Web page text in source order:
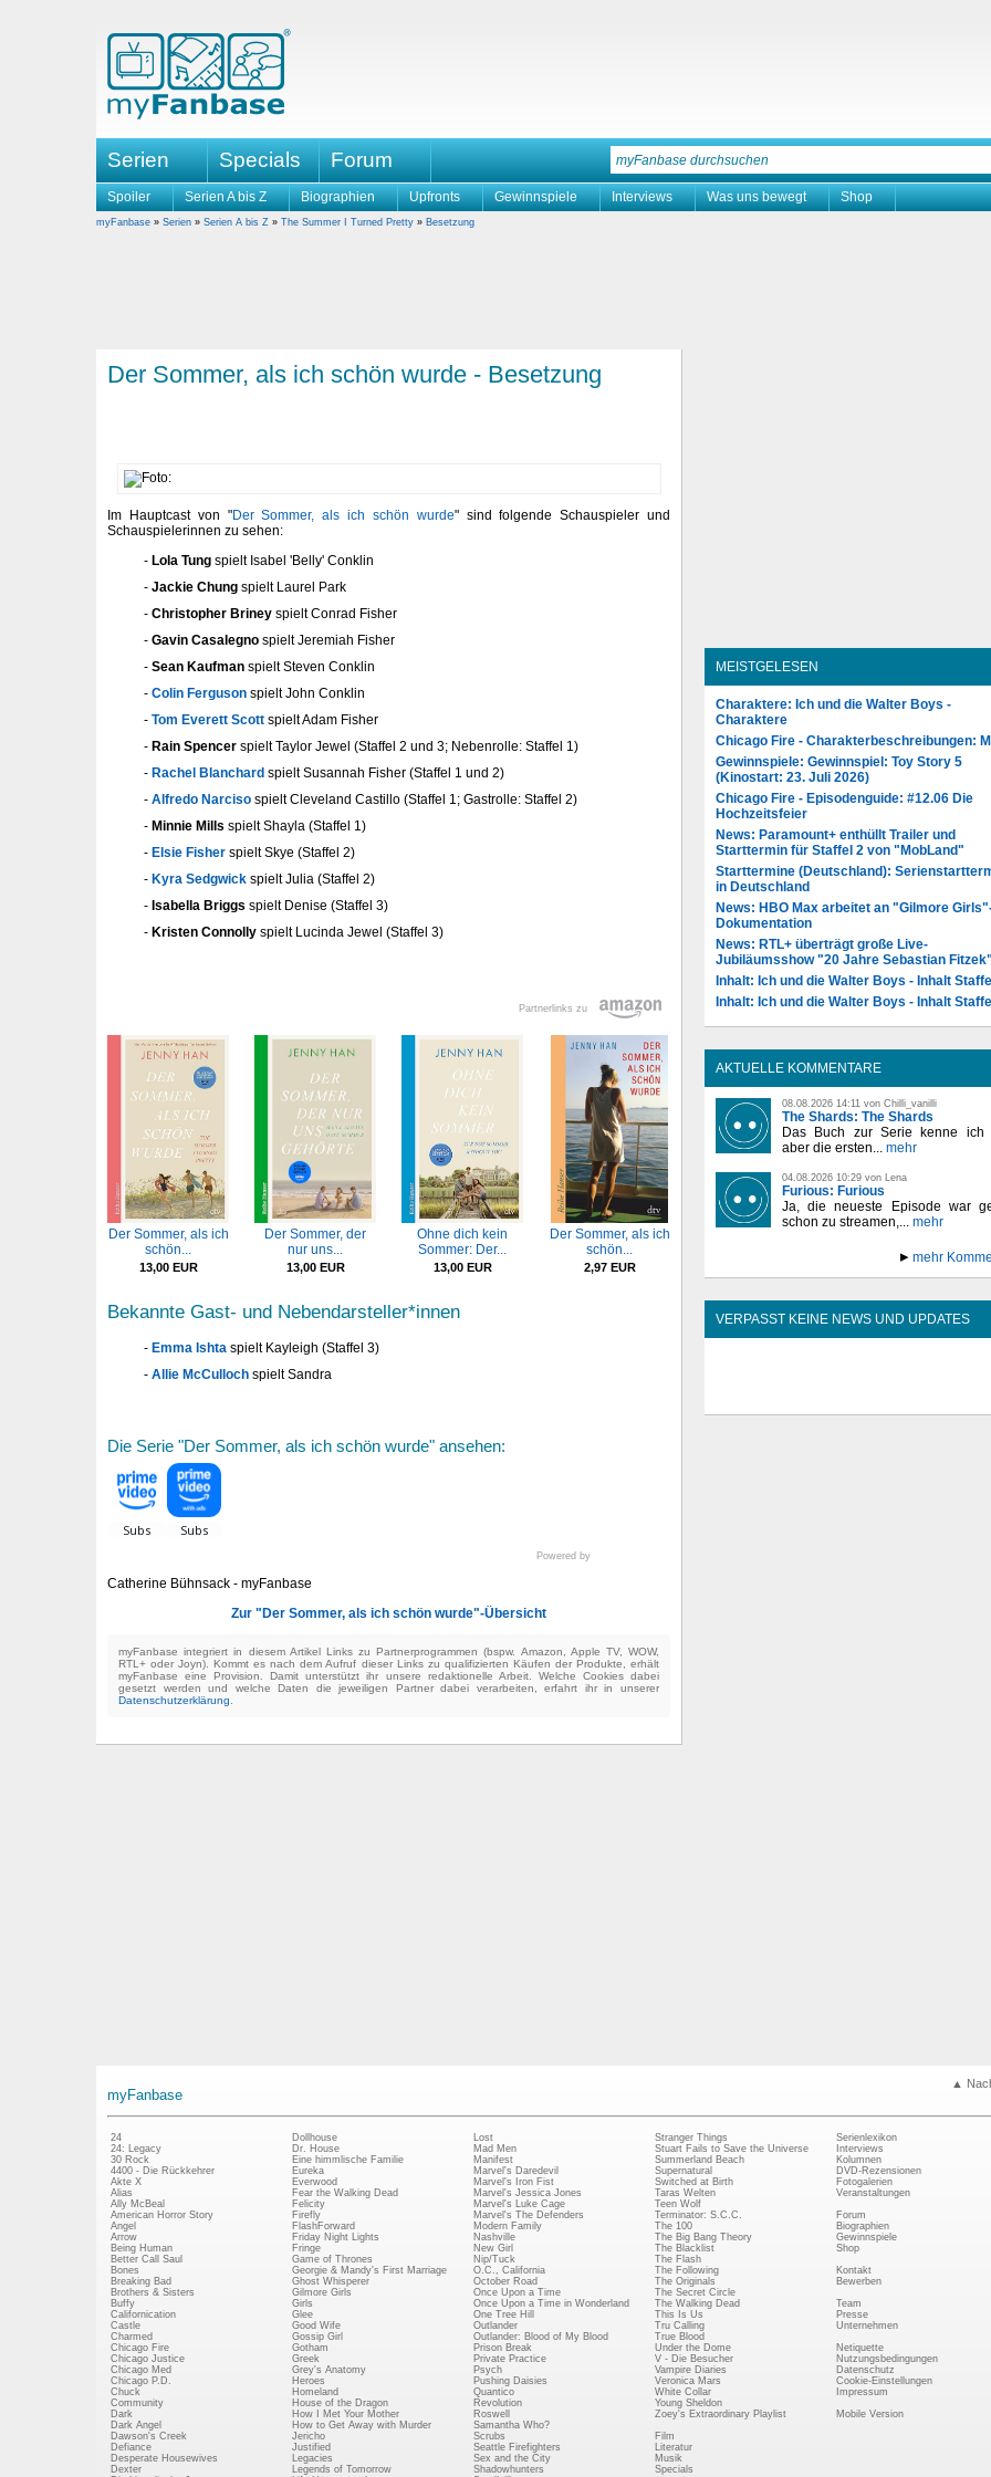
Serien Specials Forum
Spoiler Serien A bis Z Biographien Upfronts Gewinnspiele Interviews Was uns bewegt Shop
myFanbase » Serien » Serien A bis Z » The Summer I Turned Pretty » Besetzung
Der Sommer, als ich schön wurde - Besetzung
Im Hauptcast von "Der Sommer, als ich schön wurde" sind folgende Schauspieler und
Schauspielerinnen zu sehen:
Lola Tung spielt Isabel 'Belly' Conklin
Jackie Chung spielt Laurel Park
Christopher Briney spielt Conrad Fisher
Gavin Casalegno spielt Jeremiah Fisher
Sean Kaufman spielt Steven Conklin
Colin Ferguson spielt John Conklin
Tom Everett Scott spielt Adam Fisher
Rain Spencer spielt Taylor Jewel (Staffel 2 und 3; Nebenrolle: Staffel 1)
Rachel Blanchard spielt Susannah Fisher (Staffel 1 und 2)
Alfredo Narciso spielt Cleveland Castillo (Staffel 1; Gastrolle: Staffel 2)
Minnie Mills spielt Shayla (Staffel 1)
Elsie Fisher spielt Skye (Staffel 2)
Kyra Sedgwick spielt Julia (Staffel 2)
Isabella Briggs spielt Denise (Staffel 3)
Kristen Connolly spielt Lucinda Jewel (Staffel 3)
Partnerlinks zu
Der Sommer, als ich
schön...
13,00 EUR
Der Sommer, der
nur uns...
13,00 EUR
Ohne dich kein
Sommer: Der...
13,00 EUR
Der Sommer, als ich
schön...
2,97 EUR
Bekannte Gast- und Nebendarsteller*innen
Emma Ishta spielt Kayleigh (Staffel 3)
Allie McCulloch spielt Sandra
Die Serie "Der Sommer, als ich schön wurde" ansehen:
Powered by
Catherine Bühnsack - myFanbase
Zur "Der Sommer, als ich schön wurde"-Übersicht
myFanbase integriert in diesem Artikel Links zu Partnerprogrammen (bspw. Amazon, Apple TV, WOW,
RTL+ oder Joyn). Kommt es nach dem Aufruf dieser Links zu qualifizierten Käufen der Produkte, erhält
myFanbase eine Provision. Damit unterstützt ihr unsere redaktionelle Arbeit. Welche Cookies dabei
gesetzt werden und welche Daten die jeweiligen Partner dabei verarbeiten, erfahrt ihr in unserer
Datenschutzerklärung
MEISTGELESEN
Charaktere: Ich und die Walter Boys -
Charaktere
Chicago Fire - Charakterbeschreibungen:
Gewinnspiele: Gewinnspiel: Toy Story 5
(Kinostart: 23. Juli 2026)
Chicago Fire - Episodenguide: #12.06 Die
Hochzeitsfeier
News: Paramount+ enthüllt Trailer und
Starttermin für Staffel 2 von "MobLand"
Starttermine (Deutschland):
in Deutschland
News: HBO Max arbeitet an "Gilmore
Dokumentation
News: RTL+ überträgt große Live-
Jubiläumsshow "20 Jahre Sebastian Fitzek"
Inhalt: Ich und die Walter Boys - Inhalt
Inhalt: Ich und die Walter Boys - Inhalt
AKTUELLE KOMMENTARE
08.08.2026 14:11 von Chilli_vanilli
The Shards: The Shards
Das Buch zur Serie kenne ich
aber die ersten... mehr
04.08.2026 10:29 von Lena
Furious: Furious
Ja, die neueste Episode war
schon zu streamen,... mehr
mehr
VERPASST KEINE NEWS UND UPDATES
▲
myFanbase
24
24: Legacy
30 Rock
4400 - Die Rückkehrer
Akte X
Alias
Ally McBeal
American Horror Story
Angel
Arrow
Being Human
Better Call Saul
Bones
Breaking Bad
Brothers & Sisters
Buffy
Californication
Castle
Charmed
Chicago Fire
Chicago Justice
Chicago Med
Chicago P.D.
Chuck
Community
Dark
Dark Angel
Dawson's Creek
Defiance
Desperate Housewives
Dexter
Dollhouse
Dr. House
Eine himmlische Familie
Eureka
Everwood
Fear the Walking Dead
Felicity
Firefly
FlashForward
Friday Night Lights
Fringe
Game of Thrones
Georgie & Mandy's First Marriage
Ghost Whisperer
Gilmore Girls
Girls
Glee
Good Wife
Gossip Girl
Gotham
Greek
Grey's Anatomy
Heroes
Homeland
House of the Dragon
How I Met Your Mother
How to Get Away with Murder
Jericho
Justified
Legacies
Legends of Tomorrow
Lost
Mad Men
Manifest
Marvel's Daredevil
Marvel's Iron Fist
Marvel's Jessica Jones
Marvel's Luke Cage
Marvel's The Defenders
Modern Family
Nashville
New Girl
Nip/Tuck
O.C., California
October Road
Once Upon a Time
Once Upon a Time in Wonderland
One Tree Hill
Outlander
Outlander: Blood of My Blood
Prison Break
Private Practice
Psych
Pushing Daisies
Quantico
Revolution
Roswell
Samantha Who?
Scrubs
Seattle Firefighters
Sex and the City
Shadowhunters
Stranger Things
Stuart Fails to Save the Universe
Summerland Beach
Supernatural
Switched at Birth
Taras Welten
Teen Wolf
Terminator: S.C.C.
The 100
The Big Bang Theory
The Blacklist
The Flash
The Following
The Originals
The Secret Circle
The Walking Dead
This Is Us
Tru Calling
True Blood
Under the Dome
V - Die Besucher
Vampire Diaries
Veronica Mars
White Collar
Young Sheldon
Zoey's Extraordinary Playlist
Film
Literatur
Musik
Specials
Serienlexikon
Interviews
Kolumnen
DVD-Rezensionen
Fotogalerien
Veranstaltungen
Forum
Biographien
Gewinnspiele
Shop
Kontakt
Bewerben
Team
Presse
Unternehmen
Netiquette
Nutzungsbedingungen
Datenschutz
Cookie-Einstellungen
Impressum
Mobile Version